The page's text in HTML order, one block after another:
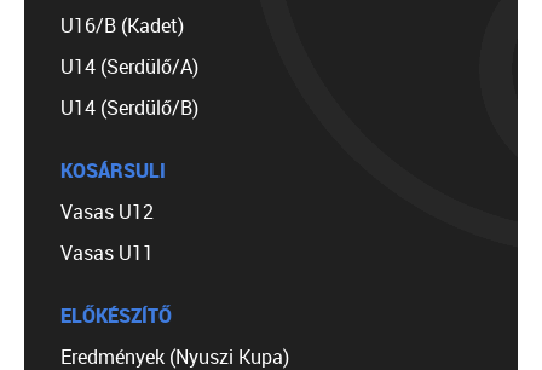
U16/B (Kadet)
U14 (Serdülő/A)
U14 (Serdülő/B)
KOSÁRSULI
Vasas U12
Vasas U11
ELŐKÉSZÍTŐ
Eredmények (Nyuszi Kupa)